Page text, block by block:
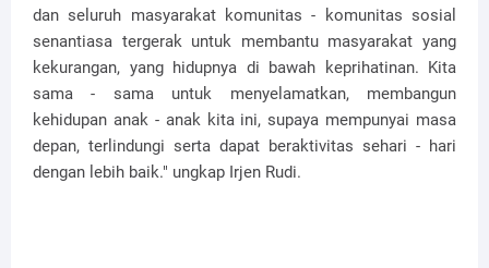
dan seluruh masyarakat komunitas - komunitas sosial
senantiasa tergerak untuk membantu masyarakat yang
kekurangan, yang hidupnya di bawah keprihatinan. Kita
sama - sama untuk menyelamatkan, membangun
kehidupan anak - anak kita ini, supaya mempunyai masa
depan, terlindungi serta dapat beraktivitas sehari - hari
dengan lebih baik." ungkap Irjen Rudi.